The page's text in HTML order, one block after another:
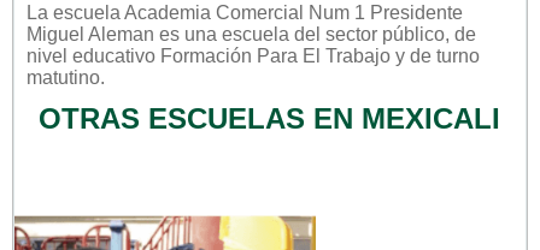
La escuela Academia Comercial Num 1 Presidente
Miguel Aleman es una escuela del sector público, de
nivel educativo Formación Para El Trabajo y de turno
matutino.
OTRAS ESCUELAS EN MEXICALI